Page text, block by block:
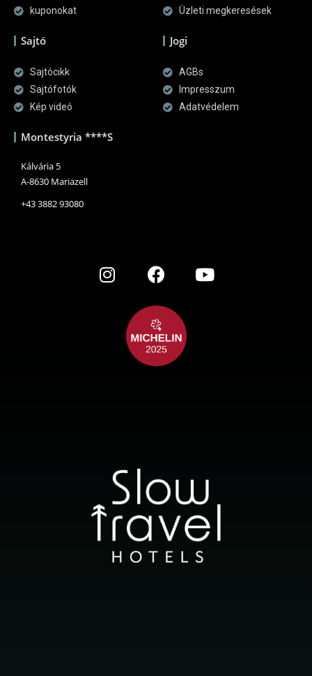
kuponokat
Üzleti megkeresések
Sajtó
Sajtócikk
Sajtófotók
Kép videó
Jogi
AGBs
Impresszum
Adatvédelem
Montestyria ****S
Kálvária 5
A-8630 Mariazell
+43 3882 93080